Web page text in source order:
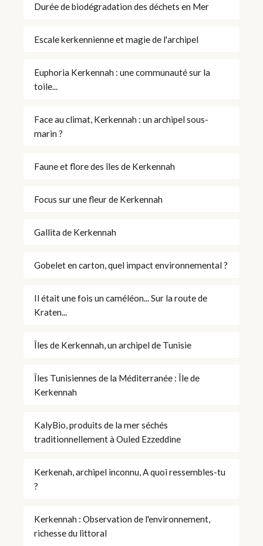
Durée de biodégradation des déchets en Mer
Escale kerkennienne et magie de l'archipel
Euphoria Kerkennah : une communauté sur la
toile...
Face au climat, Kerkennah : un archipel sous-
marin ?
Faune et flore des îles de Kerkennah
Focus sur une fleur de Kerkennah
Gallita de Kerkennah
Gobelet en carton, quel impact environnemental ?
Il était une fois un caméléon... Sur la route de
Kraten...
Îles de Kerkennah, un archipel de Tunisie
Îles Tunisiennes de la Méditerranée : Île de
Kerkennah
KalyBio, produits de la mer séchés
traditionnellement à Ouled Ezzeddine
Kerkenah, archipel inconnu, A quoi ressembles-tu
?
Kerkennah : Observation de l'environnement,
richesse du littoral